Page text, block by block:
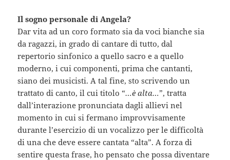
Il sogno personale di Angela?
Dar vita ad un coro formato sia da voci bianche sia
da ragazzi, in grado di cantare di tutto, dal
repertorio sinfonico a quello sacro e a quello
moderno, i cui componenti, prima che cantanti,
siano dei musicisti. A tal fine, sto scrivendo un
trattato di canto, il cui titolo “…è alta…”, tratta
dall’interazione pronunciata dagli allievi nel
momento in cui si fermano improvvisamente
durante l’esercizio di un vocalizzo per le difficoltà
di una che deve essere cantata “alta”. A forza di
sentire questa frase, ho pensato che possa diventare